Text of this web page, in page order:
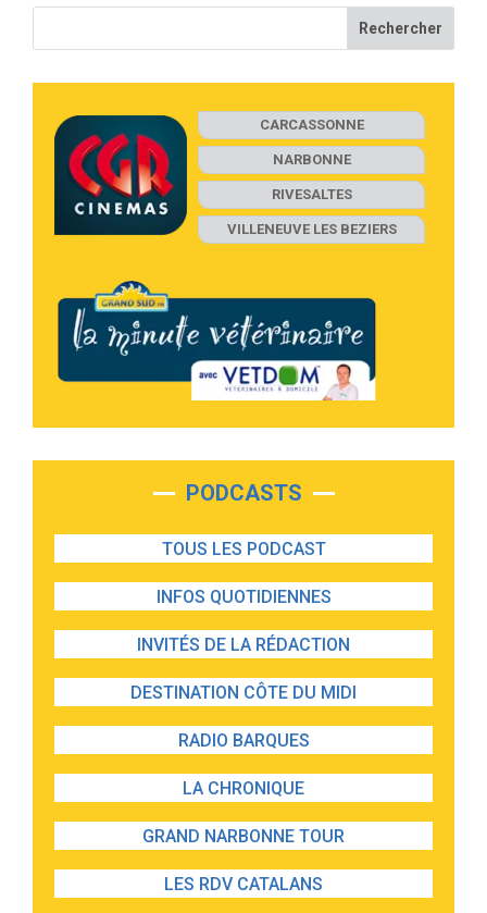
CARCASSONNE
NARBONNE
RIVESALTES
VILLENEUVE LES BEZIERS
PODCASTS
TOUS LES PODCAST
INFOS QUOTIDIENNES
INVITÉS DE LA RÉDACTION
DESTINATION CÔTE DU MIDI
RADIO BARQUES
LA CHRONIQUE
GRAND NARBONNE TOUR
LES RDV CATALANS